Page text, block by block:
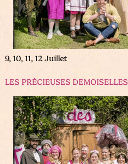
9, 10, 11, 12 Juillet
LES PRÉCIEUSES DEMOISELLES